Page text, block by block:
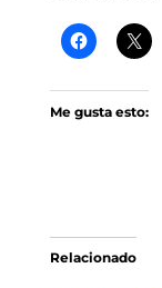
Me gusta esto:
Relacionado